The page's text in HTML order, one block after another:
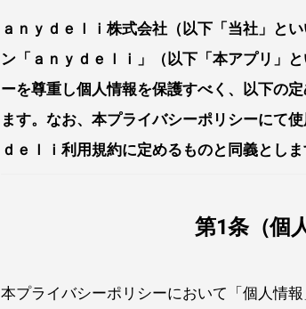
ａｎｙｄｅｌｉ株式会社（以下「当社」と
ン「ａｎｙｄｅｌｉ」（以下「本アプリ」
ーを尊重し個人情報を保護すべく、以下の
ます。なお、本プライバシーポリシーにて
ｄｅｌｉ利用規約に定めるものと同義としま
第1条（個
本プライバシーポリシーにおいて「個人情